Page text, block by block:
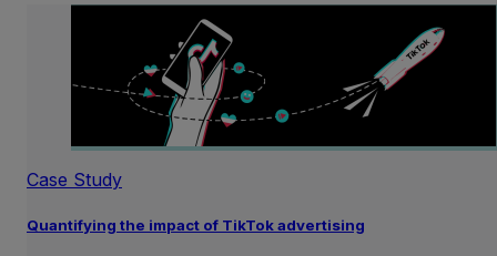
Case Study
Quantifying the impact of TikTok advertising